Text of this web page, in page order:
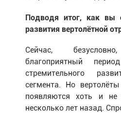
Подводя итог, как вы
развития вертолётной
Сейчас,
благоприятный
стремительного
сегмента. Но
появляются хоть и
несколько лет назад.